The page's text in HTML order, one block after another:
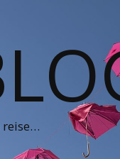
reise…